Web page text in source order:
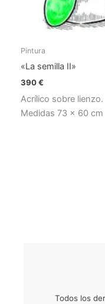
Pintura
«La semilla II»
390€
Acrílico sobre lienzo.
Medidas 73 x 60 cm
Todos los